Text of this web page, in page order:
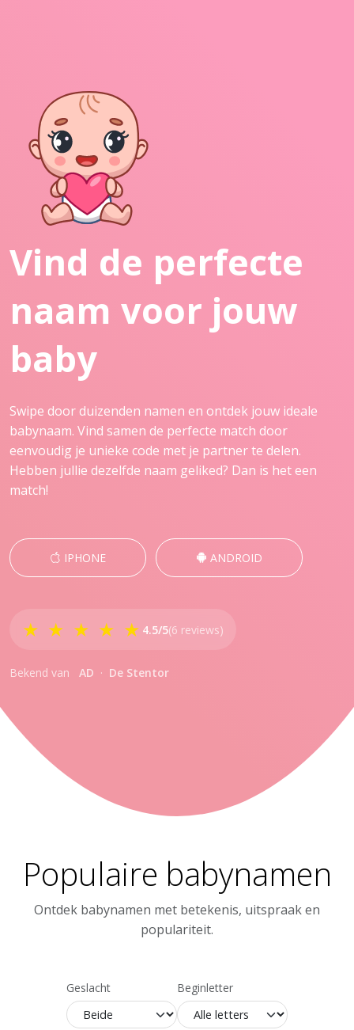
Vind de perfecte
naam voor jouw
baby
Swipe door duizenden namen en ontdek jouw ideale
babynaam. Vind samen de perfecte match door
eenvoudig je unieke code met je partner te delen.
Hebben jullie dezelfde naam geliked? Dan is het een
match!
IPHONE ANDROID
★ ★ ★ ★ ★ 4.5/5(6 reviews)
Bekend van AD · De Stentor
Populaire babynamen
Ontdek babynamen met betekenis, uitspraak en
populariteit.
Geslacht Beginletter